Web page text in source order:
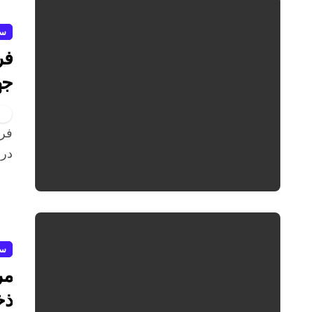
جهش ۴۶
فرهنگ اهدای خون در ایلام اوج می‌گیرد؛ جهش ۴۶ درصدی